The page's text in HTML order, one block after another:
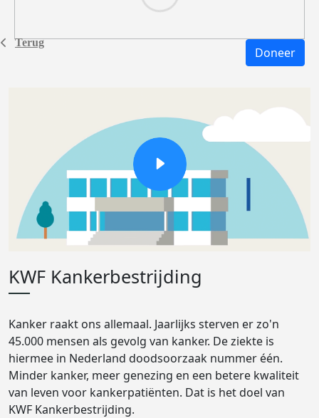
Terug
Doneer
KWF Kankerbestrijding
Kanker raakt ons allemaal. Jaarlijks sterven er zo'n
45.000 mensen als gevolg van kanker. De ziekte is
hiermee in Nederland doodsoorzaak nummer één.
Minder kanker, meer genezing en een betere kwaliteit
van leven voor kankerpatiënten. Dat is het doel van
KWF Kankerbestrijding.